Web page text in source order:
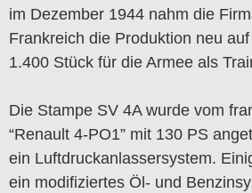
im Dezember 1944 nahm die
Frankreich die Produktion neu
1.400 Stück für die Armee als
Die Stampe SV 4A wurde vom
“Renault 4-PO1” mit 130 PS
ein Luftdruckanlassersystem.
ein modifiziertes Öl- und